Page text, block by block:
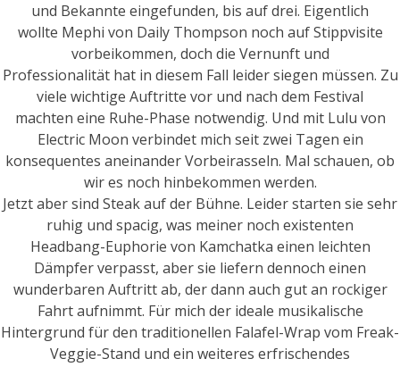
und Bekannte eingefunden, bis auf drei. Eigentlich
wollte Mephi von Daily Thompson noch auf Stippvisite
vorbeikommen, doch die Vernunft und
Professionalität hat in diesem Fall leider siegen müssen. Zu
viele wichtige Auftritte vor und nach dem Festival
machten eine Ruhe-Phase notwendig. Und mit Lulu von
Electric Moon verbindet mich seit zwei Tagen ein
konsequentes aneinander Vorbeirasseln. Mal schauen, ob
wir es noch hinbekommen werden.
Jetzt aber sind Steak auf der Bühne. Leider starten sie sehr
ruhig und spacig, was meiner noch existenten
Headbang-Euphorie von Kamchatka einen leichten
Dämpfer verpasst, aber sie liefern dennoch einen
wunderbaren Auftritt ab, der dann auch gut an rockiger
Fahrt aufnimmt. Für mich der ideale musikalische
Hintergrund für den traditionellen Falafel-Wrap vom Freak-
Veggie-Stand und ein weiteres erfrischendes